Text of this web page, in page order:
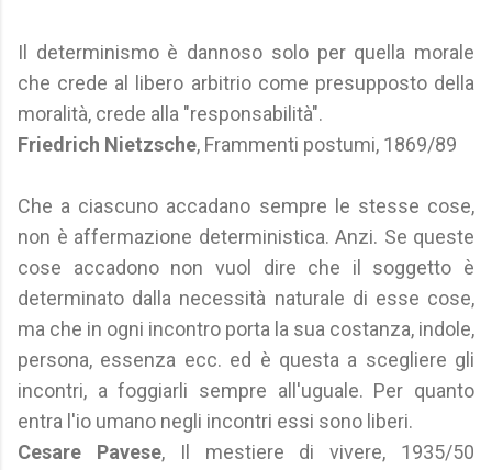
Il determinismo è dannoso solo per quella morale
che crede al libero arbitrio come presupposto della
moralità, crede alla "responsabilità".
Friedrich Nietzsche, Frammenti postumi, 1869/89
Che a ciascuno accadano sempre le stesse cose,
non è affermazione deterministica. Anzi. Se queste
cose accadono non vuol dire che il soggetto è
determinato dalla necessità naturale di esse cose,
ma che in ogni incontro porta la sua costanza, indole,
persona, essenza ecc. ed è questa a scegliere gli
incontri, a foggiarli sempre all'uguale. Per quanto
entra l'io umano negli incontri essi sono liberi.
Cesare Pavese, Il mestiere di vivere, 1935/50